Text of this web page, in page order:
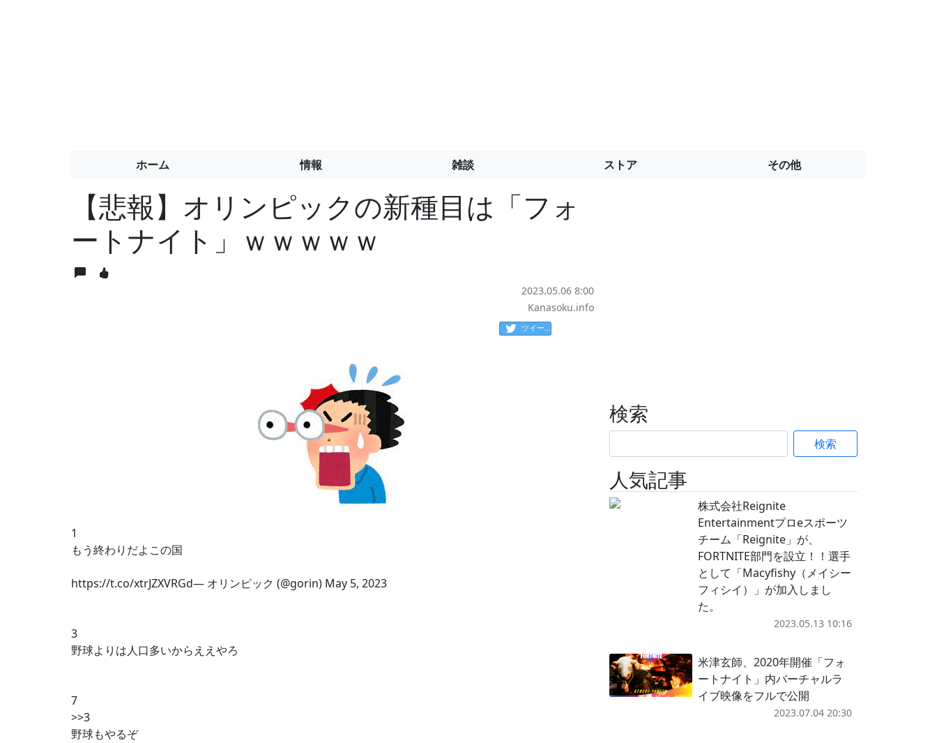
ホーム 情報 雑談 ストア その他
【悲報】オリンピックの新種目は「フォ
ートナイト」ｗｗｗｗｗ
2023.05.06 8:00
Kanasoku.info
ツイート
1
もう終わりだよこの国
https://t.co/xtrJZXVRGd— オリンピック (@gorin) May 5, 2023
3
野球よりは人口多いからええやろ
7
>>3
野球もやるぞ
検索
検索
人気記事
株式会社Reignite
Entertainmentプロeスポーツ
チーム「Reignite」が、
FORTNITE部門を設立！！選手
として「Macyfishy（メイシー
フィシイ）」が加入しまし
た。
2023.05.13 10:16
米津玄師、2020年開催「フォ
ートナイト」内バーチャルラ
イブ映像をフルで公開
2023.07.04 20:30